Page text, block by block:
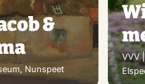
&
Nunspeet
VVV